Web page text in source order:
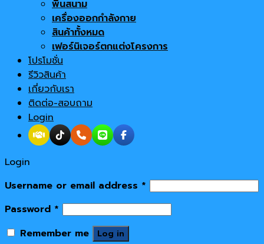
พื้นสนาม
เครื่องออกกำลังกาย
สินค้าทั้งหมด
เฟอร์นิเจอร์ตกแต่งโครงการ
โปรโมชั่น
รีวิวสินค้า
เกี่ยวกับเรา
ติดต่อ-สอบถาม
Login
Login
Username or email address *
Password *
Remember me
Log in